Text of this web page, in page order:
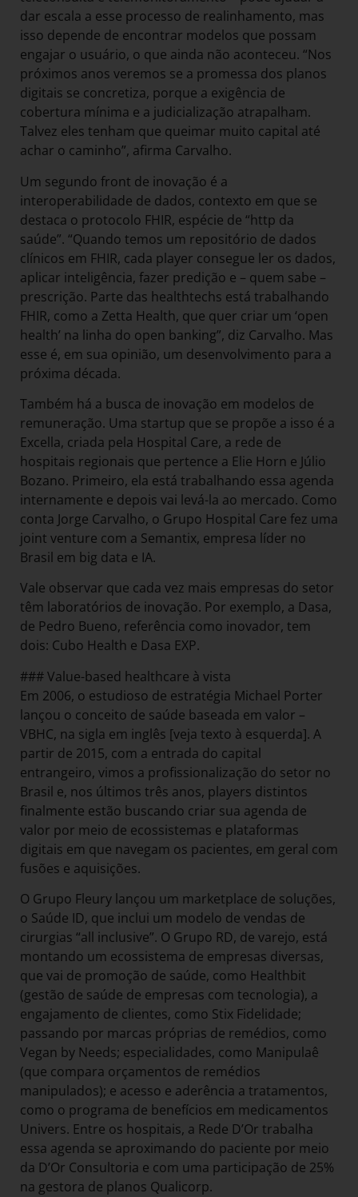
dar escala a esse processo de realinhamento, mas
isso depende de encontrar modelos que possam
engajar o usuário, o que ainda não aconteceu. “Nos
próximos anos veremos se a promessa dos planos
digitais se concretiza, porque a exigência de
cobertura mínima e a judicialização atrapalham.
Talvez eles tenham que queimar muito capital até
achar o caminho”, afirma Carvalho.
Um segundo front de inovação é a
interoperabilidade de dados, contexto em que se
destaca o protocolo FHIR, espécie de “http da
saúde”. “Quando temos um repositório de dados
clínicos em FHIR, cada player consegue ler os dados,
aplicar inteligência, fazer predição e – quem sabe –
prescrição. Parte das healthtechs está trabalhando
FHIR, como a Zetta Health, que quer criar um ‘open
health’ na linha do open banking”, diz Carvalho. Mas
esse é, em sua opinião, um desenvolvimento para a
próxima década.
Também há a busca de inovação em modelos de
remuneração. Uma startup que se propõe a isso é a
Excella, criada pela Hospital Care, a rede de
hospitais regionais que pertence a Elie Horn e Júlio
Bozano. Primeiro, ela está trabalhando essa agenda
internamente e depois vai levá-la ao mercado. Como
conta Jorge Carvalho, o Grupo Hospital Care fez uma
joint venture com a Semantix, empresa líder no
Brasil em big data e IA.
Vale observar que cada vez mais empresas do setor
têm laboratórios de inovação. Por exemplo, a Dasa,
de Pedro Bueno, referência como inovador, tem
dois: Cubo Health e Dasa EXP.
### Value-based healthcare à vista
Em 2006, o estudioso de estratégia Michael Porter
lançou o conceito de saúde baseada em valor –
VBHC, na sigla em inglês [veja texto à esquerda]. A
partir de 2015, com a entrada do capital
entrangeiro, vimos a profissionalização do setor no
Brasil e, nos últimos três anos, players distintos
finalmente estão buscando criar sua agenda de
valor por meio de ecossistemas e plataformas
digitais em que navegam os pacientes, em geral com
fusões e aquisições.
O Grupo Fleury lançou um marketplace de soluções,
o Saúde ID, que inclui um modelo de vendas de
cirurgias “all inclusive”. O Grupo RD, de varejo, está
montando um ecossistema de empresas diversas,
que vai de promoção de saúde, como Healthbit
(gestão de saúde de empresas com tecnologia), a
engajamento de clientes, como Stix Fidelidade;
passando por marcas próprias de remédios, como
Vegan by Needs; especialidades, como Manipulaê
(que compara orçamentos de remédios
manipulados); e acesso e aderência a tratamentos,
como o programa de benefícios em medicamentos
Univers. Entre os hospitais, a Rede D’Or trabalha
essa agenda se aproximando do paciente por meio
da D’Or Consultoria e com uma participação de 25%
na gestora de planos Qualicorp.